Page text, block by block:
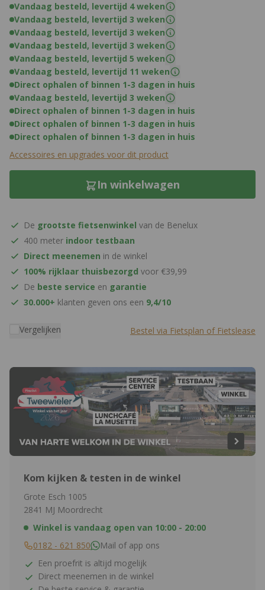
Vandaag besteld, levertijd 4 weken
Vandaag besteld, levertijd 3 weken
Vandaag besteld, levertijd 3 weken
Vandaag besteld, levertijd 3 weken
Vandaag besteld, levertijd 5 weken
Vandaag besteld, levertijd 11 weken
Direct ophalen of binnen 1-3 dagen in huis
Vandaag besteld, levertijd 3 weken
Direct ophalen of binnen 1-3 dagen in huis
Direct ophalen of binnen 1-3 dagen in huis
Direct ophalen of binnen 1-3 dagen in huis
Accessoires en upgrades voor dit product
In winkelwagen
De grootste fietsenwinkel van de Benelux
400 meter indoor testbaan
Direct meenemen in de winkel
100% rijklaar thuisbezorgd voor €39,99
De beste service en garantie
30.000+ klanten geven ons een 9,4/10
Vergelijken Bestel via Fietsplan of Fietslease
Kom kijken & testen in de winkel
Grote Esch 1005
2841 MJ Moordrecht
Winkel is vandaag open van 10:00 - 20:00
0182 - 621 850
Mail of app ons
Een proefrit is altijd mogelijk
Direct meenemen in de winkel